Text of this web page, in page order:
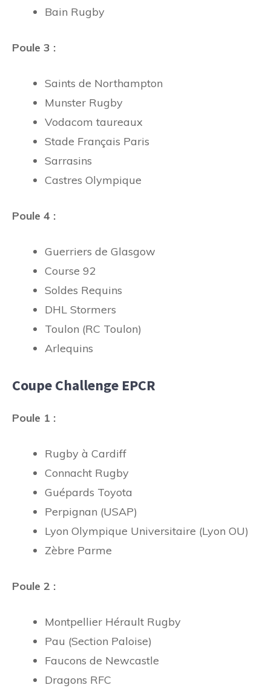
Bain Rugby
Poule 3 :
Saints de Northampton
Munster Rugby
Vodacom taureaux
Stade Français Paris
Sarrasins
Castres Olympique
Poule 4 :
Guerriers de Glasgow
Course 92
Soldes Requins
DHL Stormers
Toulon (RC Toulon)
Arlequins
Coupe Challenge EPCR
Poule 1 :
Rugby à Cardiff
Connacht Rugby
Guépards Toyota
Perpignan (USAP)
Lyon Olympique Universitaire (Lyon OU)
Zèbre Parme
Poule 2 :
Montpellier Hérault Rugby
Pau (Section Paloise)
Faucons de Newcastle
Dragons RFC